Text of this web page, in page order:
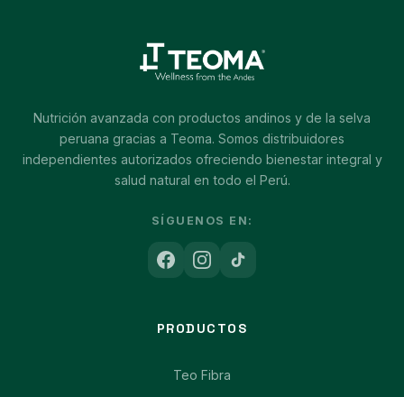
Nutrición avanzada con productos andinos y de la selva
peruana gracias a Teoma. Somos distribuidores
independientes autorizados ofreciendo bienestar integral y
salud natural en todo el Perú.
SÍGUENOS EN:
PRODUCTOS
Teo Fibra